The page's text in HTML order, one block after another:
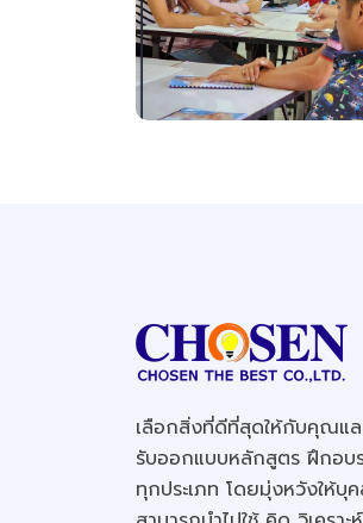
เลือกสิ่งที่ดีที่สุดให้กับคุณแล
รับออกแบบหลักสูตร ฝึกอบ
ทุกประเภท โดยมุ่งหวังให้บุ